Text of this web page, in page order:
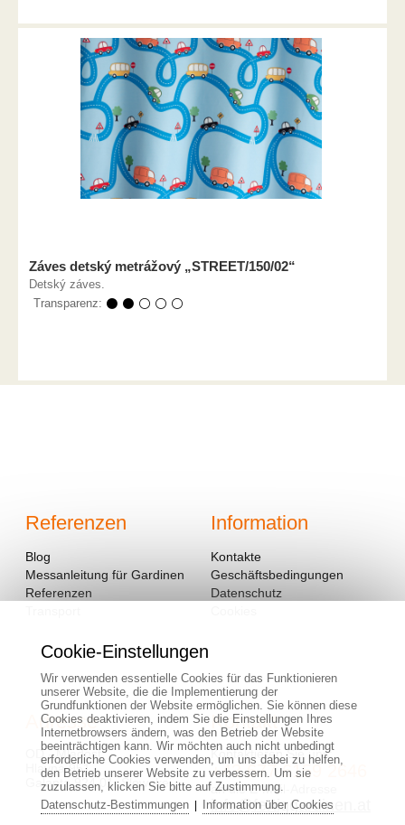
Záves detský metrážový „STREET/150/02“
Detský záves.
Transparenz: ⚫ ⚫ ⚪ ⚪ ⚪
Referenzen
Blog
Messanleitung für Gardinen
Referenzen
Information
Kontakte
Geschäftsbedingungen
Datenschutz
Adresse
OD - Mladosť
Hlavná 951
Galanta 924 01, Slowakei
Kontakt
Kontaktieren Sie uns:
+43 677 6159 2646
an die E-Mail-Adresse
info@fertiggardinen.at
Cookie-Einstellungen
Wir verwenden essentielle Cookies für das Funktionieren
unserer Website, die die Implementierung der
Grundfunktionen der Website ermöglichen. Sie können diese
Cookies deaktivieren, indem Sie die Einstellungen Ihres
Internetbrowsers ändern, was den Betrieb der Website
beeinträchtigen kann. Wir möchten auch nicht unbedingt
erforderliche Cookies verwenden, um uns dabei zu helfen,
den Betrieb unserer Website zu verbessern. Um sie
zuzulassen, klicken Sie bitte auf Zustimmung.
Datenschutz-Bestimmungen| Information über Cookies